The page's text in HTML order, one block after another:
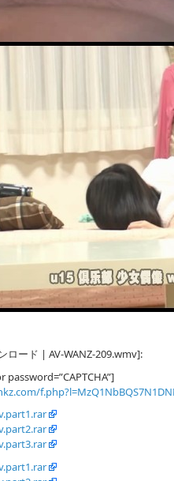
ロード | AV-WANZ-209.wmv]: